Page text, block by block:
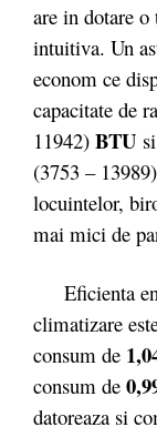
are in dotare o
intuitiva. Un
econom ce
capacitate de
11942) BTU
(3753 – 13989)
locuintelor,
mai mici de
Eficienta
climatizare
consum de
consum de
datoreaza si